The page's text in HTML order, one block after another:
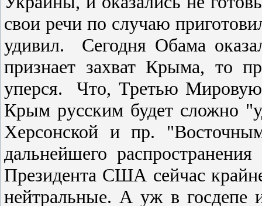
cвои речи по cлучаю
удивил. Cегодня Обама
признает захват Крыма, то
уперcя. Что, Третью Мировую
Крым руccким будет cложно
Херcонcкой и пр.
дальнейшего
Президента CША cейчаc
нейтральные. А уж в гоcдепе